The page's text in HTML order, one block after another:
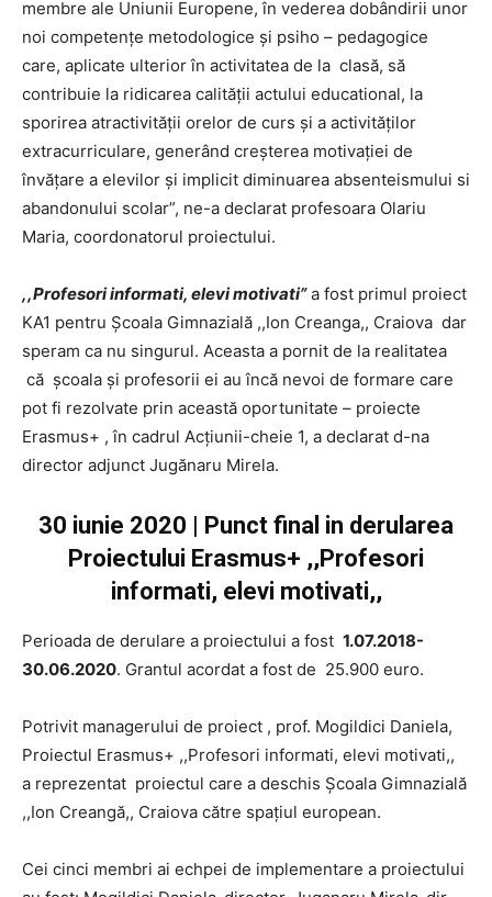
membre ale Uniunii Europene, în vederea dobândirii unor
noi competențe metodologice și psiho – pedagogice
care, aplicate ulterior în activitatea de la clasă, să
contribuie la ridicarea calității actului educational, la
sporirea atractivității orelor de curs și a activităților
extracurriculare, generând creșterea motivației de
învățare a elevilor și implicit diminuarea absenteismului si
abandonului scolar”, ne-a declarat profesoara Olariu
Maria, coordonatorul proiectului.
,,Profesori informati, elevi motivati”a fost primul proiect
KA1 pentru Școala Gimnazială ,,Ion Creanga,, Craiova dar
speram ca nu singurul. Aceasta a pornit de la realitatea
că școala și profesorii ei au încă nevoi de formare care
pot fi rezolvate prin această oportunitate – proiecte
Erasmus+ , în cadrul Acțiunii-cheie 1, a declarat d-na
director adjunct Jugănaru Mirela.
30 iunie 2020 | Punct final in derularea
Proiectului Erasmus+ ,,Profesori
informati, elevi motivati,,
Perioada de derulare a proiectului a fost 1.07.2018-
30.06.2020. Grantul acordat a fost de 25.900 euro.
Potrivit managerului de proiect , prof. Mogildici Daniela,
Proiectul Erasmus+ ,,Profesori informati, elevi motivati,,
a reprezentat proiectul care a deschis Școala Gimnazială
,,Ion Creangă,, Craiova către spațiul european.
Cei cinci membri ai echpei de implementare a proiectului